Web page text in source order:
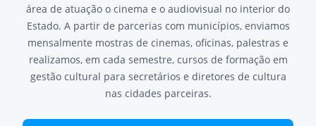
área de atuação o cinema e o audiovisual no interior do
Estado. A partir de parcerias com municípios, enviamos
mensalmente mostras de cinemas, oficinas, palestras e
realizamos, em cada semestre, cursos de formação em
gestão cultural para secretários e diretores de cultura
nas cidades parceiras.